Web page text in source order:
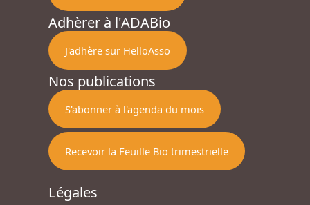
Adhèrer à l'ADABio
J'adhère sur HelloAsso
Nos publications
S'abonner à l'agenda du mois
Recevoir la Feuille Bio trimestrielle
Légales